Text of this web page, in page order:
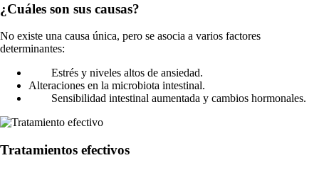
¿Cuáles son sus causas?
No existe una causa única, pero se asocia a varios factores
determinantes:
Estrés y niveles altos de ansiedad.
Alteraciones en la microbiota intestinal.
Sensibilidad intestinal aumentada y cambios hormonales.
Tratamientos efectivos